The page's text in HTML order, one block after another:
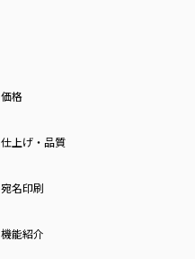
価格
仕上げ・品質
宛名印刷
機能紹介